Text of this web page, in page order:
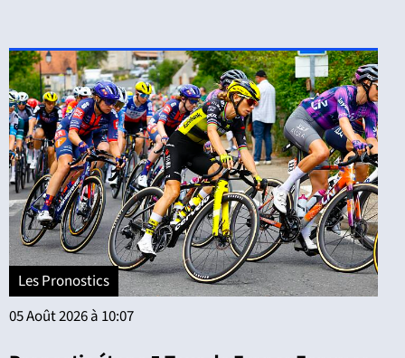
Les Pronostics
05 Août 2026 à 10:07